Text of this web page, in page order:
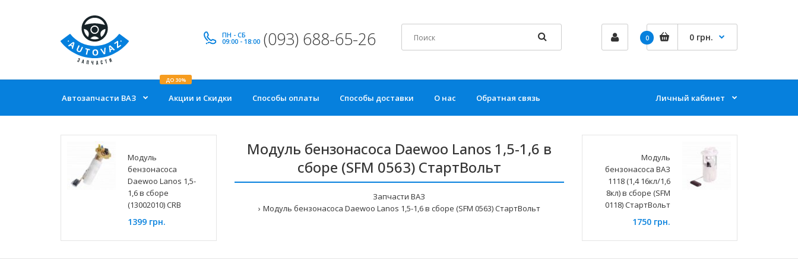
ПН - СБ
09:00 - 18:00 (093) 688-65-26 0 0 грн.
Автозапчасти ВАЗ Акции и Скидки
ДО 30%
Способы оплаты Способы доставки О нас Обратная связь Личный кабинет
Модуль
бензонасоса
Daewoo Lanos 1,5-
1,6 в сборе
(13002010) CRB
1399 грн.
Модуль бензонасоса Daewoo Lanos 1,5-1,6 в
сборе (SFM 0563) СтартВольт
Запчасти ВАЗ
Модуль бензонасоса Daewoo Lanos 1,5-1,6 в сборе (SFM 0563) СтартВольт
Модуль
бензонасоса ВАЗ
1118 (1,4 16кл/1,6
8кл) в сборе (SFM
0118) СтартВольт
1750 грн.